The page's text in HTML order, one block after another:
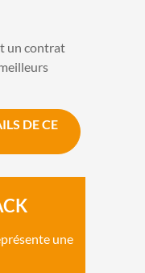
un contrat
DE CE
une